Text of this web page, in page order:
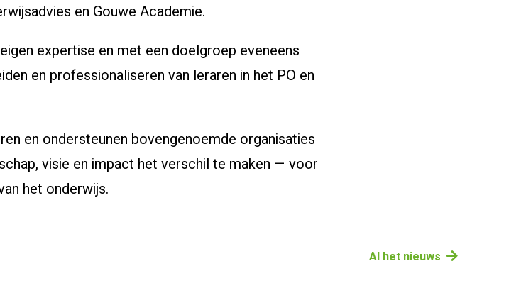
en Gouwe Academie.
expertise en met een doelgroep eveneens
en professionaliseren van leraren in het PO en
en ondersteunen bovengenoemde organisaties
visie en impact het verschil te maken — voor
het onderwijs.
Al het nieuws